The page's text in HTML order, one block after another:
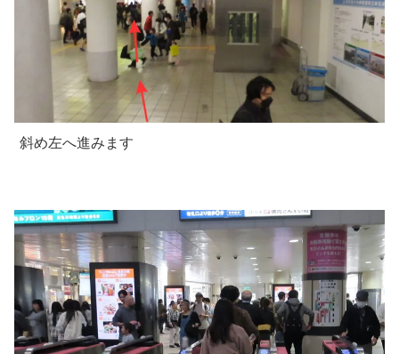
斜め左へ進みます